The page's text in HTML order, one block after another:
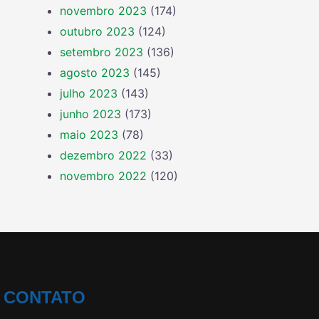
novembro 2023 (174)
outubro 2023 (124)
setembro 2023 (136)
agosto 2023 (145)
julho 2023 (143)
junho 2023 (173)
maio 2023 (78)
dezembro 2022 (33)
novembro 2022 (120)
CONTATO